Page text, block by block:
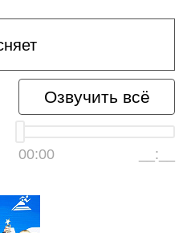
Озвучить всё
00:00 __:__